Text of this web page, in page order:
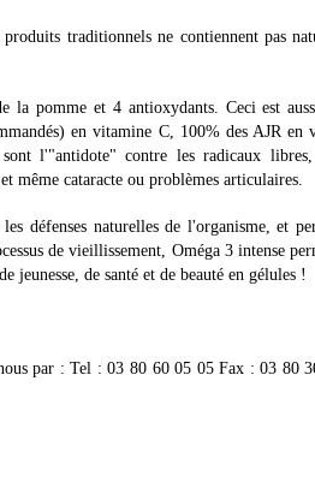
traditionnels ne contiennent pas
la pomme et 4 antioxydants. Ceci est
en vitamine C, 100% des AJR en
l'"antidote" contre les radicaux
même cataracte ou problèmes articulaires.
défenses naturelles de l'organisme, et
de vieillissement, Oméga 3 intense
jeunesse, de santé et de beauté en gélules !
par : Tel : 03 80 60 05 05 Fax : 03 80